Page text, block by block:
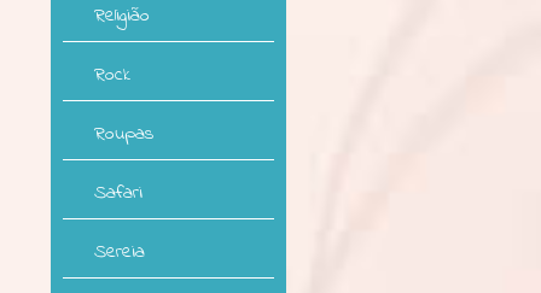
Religião
Rock
Roupas
Safari
Sereia